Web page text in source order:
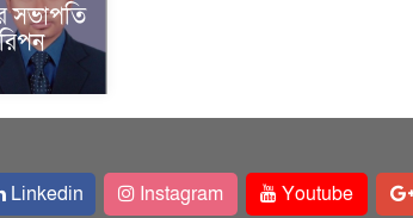
সভাপতি
Linkedin Instagram Youtube